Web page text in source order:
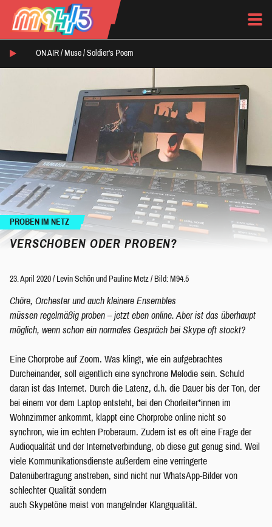
ON AIR / Muse / Soldier's Poem
PROBEN IM NETZ
VERSCHOBEN ODER PROBEN?
23. April 2020 / Levin Schön und Pauline Metz / Bild: M94.5
Chöre, Orchester und auch kleinere Ensembles
müssen regelmäßig proben – jetzt eben online. Aber ist das überhaupt
möglich, wenn schon ein normales Gespräch bei Skype oft stockt?
Eine Chorprobe auf Zoom. Was klingt, wie ein aufgebrachtes
Durcheinander, soll eigentlich eine synchrone Melodie sein. Schuld
daran ist das Internet. Durch die Latenz, d.h. die Dauer bis der Ton, der
bei einem vor dem Laptop entsteht, bei den Chorleiter*innen im
Wohnzimmer ankommt, klappt eine Chorprobe online nicht so
synchron, wie im echten Proberaum. Zudem ist es oft eine Frage der
Audioqualität und der Internetverbindung, ob diese gut genug sind. Weil
viele Kommunikationsdienste außerdem eine verringerte
Datenübertragung anstreben, sind nicht nur WhatsApp-Bilder von
schlechter Qualität sondern
auch Skypetöne meist von mangelnder Klangqualität.